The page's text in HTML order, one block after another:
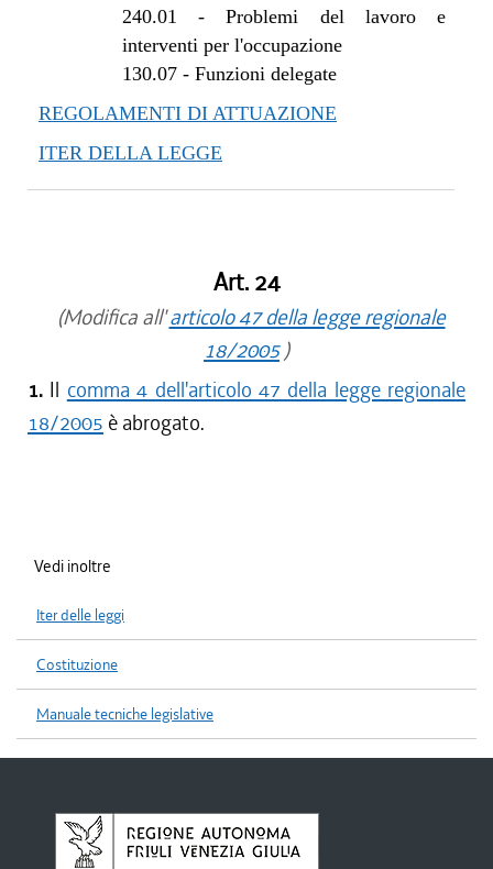
240.01 -Problemi del lavoro e
interventi per l'occupazione
130.07- Funzioni delegate
REGOLAMENTI DI ATTUAZIONE
ITER DELLA LEGGE
Art. 24
(Modifica all'articolo 47 della legge regionale
18/2005)
1. Il comma 4 dell'articolo 47 della legge regionale
18/2005 è abrogato.
Vedi inoltre
Iter delle leggi
Costituzione
Manuale tecniche legislative